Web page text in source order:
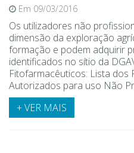
Em 09/03/2016
Os utilizadores não
dimensão da exploração
formação e podem adquirir
identificados no sítio da
Fitofarmacêuticos: Lista
Autorizados para uso Não
+ VER MAIS